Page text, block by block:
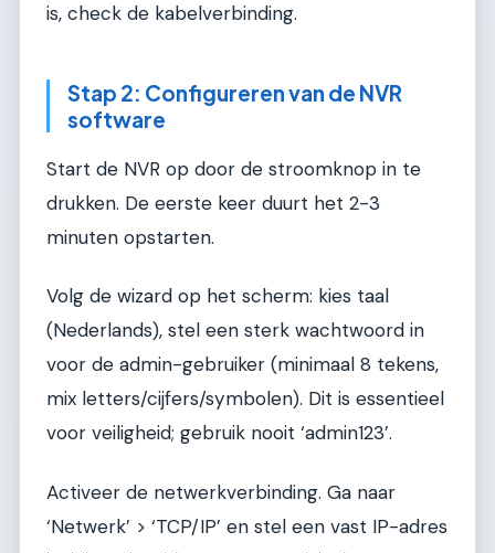
is, check de kabelverbinding.
Stap 2: Configureren van de NVR
software
Start de NVR op door de stroomknop in te
drukken. De eerste keer duurt het 2-3
minuten opstarten.
Volg de wizard op het scherm: kies taal
(Nederlands), stel een sterk wachtwoord in
voor de admin-gebruiker (minimaal 8 tekens,
mix letters/cijfers/symbolen). Dit is essentieel
voor veiligheid; gebruik nooit ‘admin123’.
Activeer de netwerkverbinding. Ga naar
‘Netwerk’ > ‘TCP/IP’ en stel een vast IP-adres